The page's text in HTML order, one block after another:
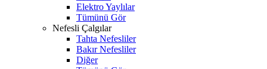
Elektro Yaylılar
Tümünü Gör
Nefesli Çalgılar
Tahta Nefesliler
Bakır Nefesliler
Diğer